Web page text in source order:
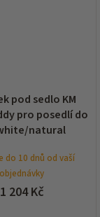
pod sedlo KM
pro posedlí do
natural
do 10 dnů od vaší
objednávky
1 204 Kč